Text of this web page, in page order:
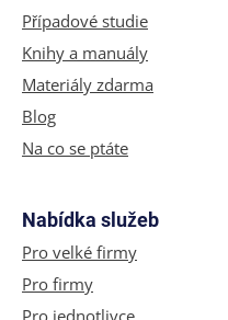
Případové studie
Knihy a manuály
Materiály zdarma
Blog
Na co se ptáte
Nabídka služeb
Pro velké firmy
Pro firmy